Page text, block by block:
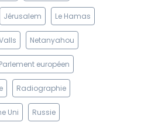
Jérusalem Le Hamas
Netanyahou
Parlement européen
Radiographie
Uni Russie